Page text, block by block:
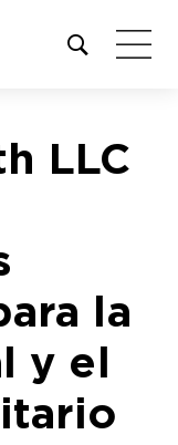
Open
site
LLC
la
y el